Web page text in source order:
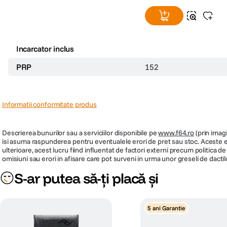
Incarcator inclus
PRP
152
Informatii conformitate produs
Descrierea bunurilor sau a serviciilor disponibile pewww.f64.ro(prin
isi asuma raspunderea pentru eventualele erori de pret sau stoc.
ulterioare, acest lucru fiind influentat de factori externi precum politica
omisiuni sau erori in afisare care pot surveni in urma unor greseli de
S-ar putea să-ți placă și
5 ani Garantie